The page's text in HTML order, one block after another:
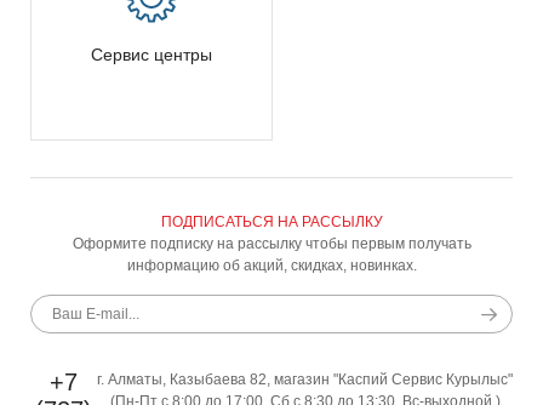
Сервис центры
ПОДПИСАТЬСЯ НА РАССЫЛКУ
Оформите подписку на рассылку чтобы первым получать
информацию об акций, скидках, новинках.
г. Алматы, Казыбаева 82, магазин "Каспий Сервис Курылыс"
(Пн-Пт с 8:00 до 17:00, Сб с 8:30 до 13:30, Вс-выходной )
+7